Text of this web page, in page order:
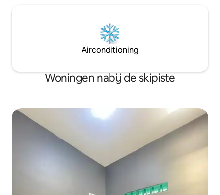
Airconditioning
Woningen nabij de skipiste